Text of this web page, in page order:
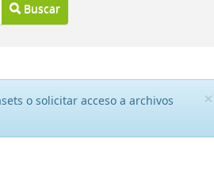
Buscar
×
o solicitar acceso a archivos